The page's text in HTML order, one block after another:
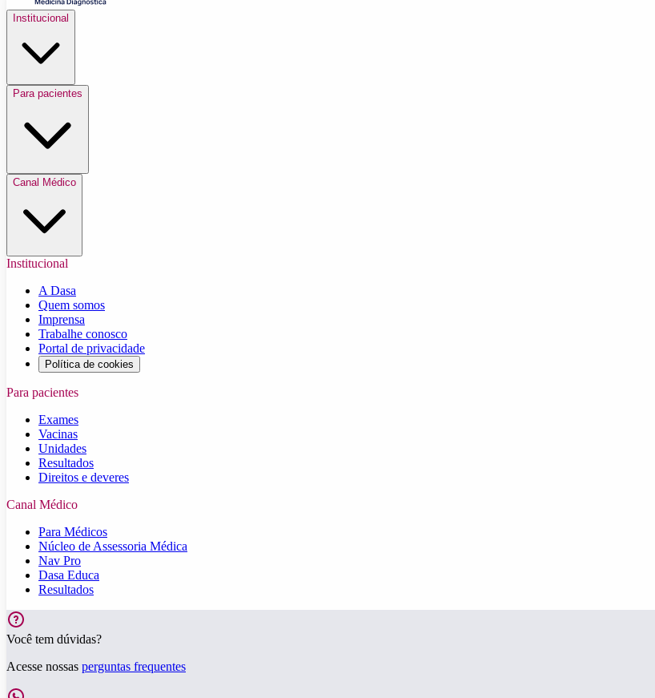
Institucional
Para pacientes
Canal Médico
Institucional
A Dasa
Quem somos
Imprensa
Trabalhe conosco
Portal de privacidade
Política de cookies
Para pacientes
Exames
Vacinas
Unidades
Resultados
Direitos e deveres
Canal Médico
Para Médicos
Núcleo de Assessoria Médica
Nav Pro
Dasa Educa
Resultados
Você tem dúvidas?
Acesse nossas perguntas frequentes